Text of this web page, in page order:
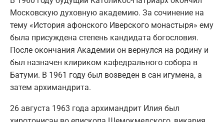
Московскую духовную академию. За сочинение на
тему «История афонского Иверского монастыря» ему
была присуждена степень кандидата богословия.
После окончания Академии он вернулся на родину и
был назначен клириком кафедрального собора в
Батуми. В 1961 году был возведен в сан игумена, а
затем архимандрита.
26 августа 1963 года архимандрит Илия был